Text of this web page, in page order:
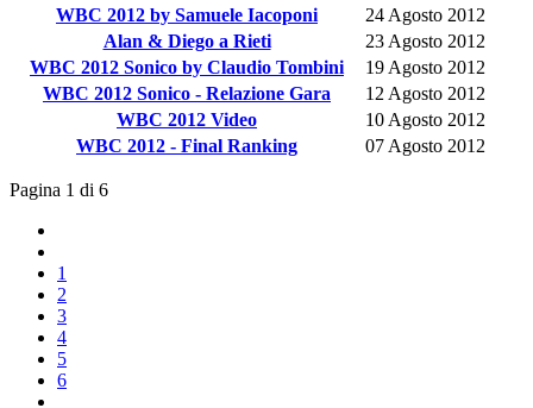
WBC 2012 by Samuele Iacoponi
24 Agosto 2012
Alan & Diego a Rieti
23 Agosto 2012
WBC 2012 Sonico by Claudio Tombini
19 Agosto 2012
WBC 2012 Sonico - Relazione Gara
12 Agosto 2012
WBC 2012 Video
10 Agosto 2012
WBC 2012 - Final Ranking
07 Agosto 2012
Pagina 1 di 6
1
2
3
4
5
6